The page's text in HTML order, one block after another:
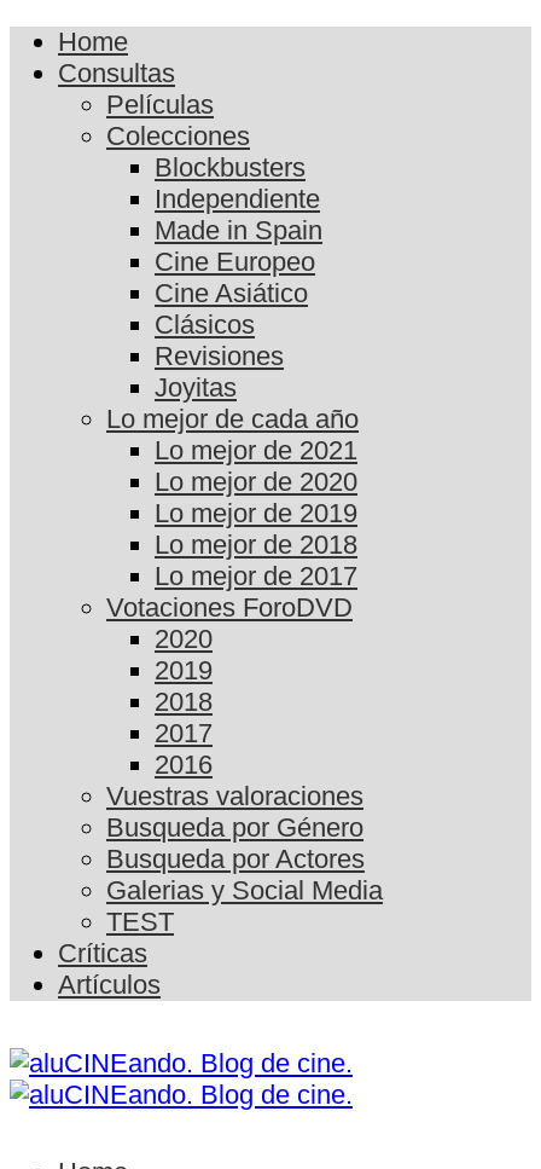
Home
Consultas
Películas
Colecciones
Blockbusters
Independiente
Made in Spain
Cine Europeo
Cine Asiático
Clásicos
Revisiones
Joyitas
Lo mejor de cada año
Lo mejor de 2021
Lo mejor de 2020
Lo mejor de 2019
Lo mejor de 2018
Lo mejor de 2017
Votaciones ForoDVD
2020
2019
2018
2017
2016
Vuestras valoraciones
Busqueda por Género
Busqueda por Actores
Galerias y Social Media
TEST
Críticas
Artículos